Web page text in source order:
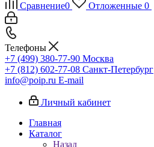
Сравнение0 Отложенные 0
Телефоны
+7 (499) 380-77-90 Москва
+7 (812) 602-77-08 Санкт-Петербург
info@poip.ru E-mail
Личный кабинет
Главная
Каталог
Назад